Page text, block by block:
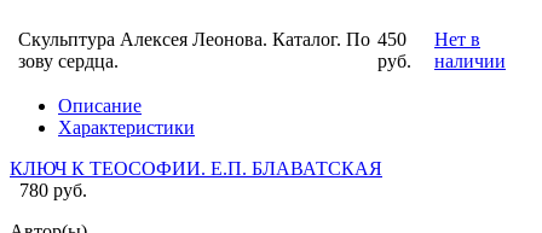
Скульптура Алексея Леонова. Каталог. По
зову сердца.
450
руб.
Нет в
наличии
Описание
Характеристики
КЛЮЧ К ТЕОСОФИИ. Е.П. БЛАВАТСКАЯ
780 руб.